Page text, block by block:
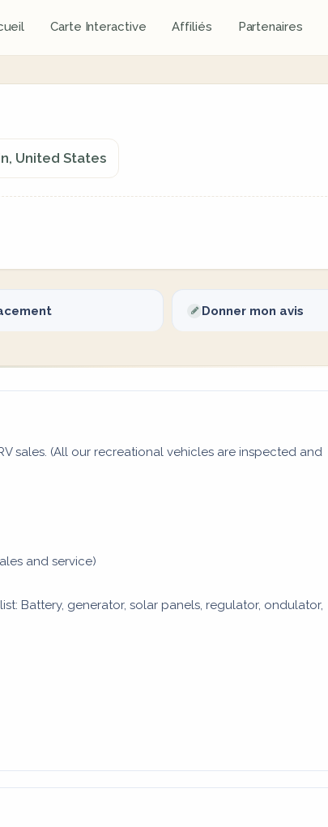
Carte Interactive Affiliés Partenaires
United States
Donner mon avis
sales. (All our recreational vehicles are inspected and
and service)
Battery, generator, solar panels, regulator, ondulator,